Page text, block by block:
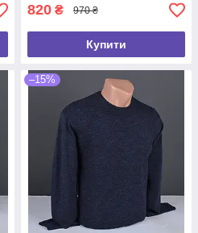
820 ₴ 970 ₴
Купити
–15%